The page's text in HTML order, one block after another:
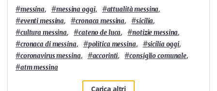
#messina, #messina oggi, #attualità messina,
#eventi messina, #cronaca messina, #sicilia,
#cultura messina, #cateno de luca, #notizie messina,
#cronaca di messina, #politica messina, #sicilia oggi,
#coronavirus messina, #accorinti, #consiglio comunale,
#atm messina
Carica altri